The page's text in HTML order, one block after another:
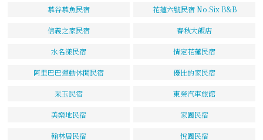
慕谷慕魚民宿 花蓮六號民宿 No.Six B&B
信義之家民宿 春秋大飯店
水名漾民宿 情定花蓮民宿
阿里巴巴運動休閒民宿 優比的家民宿
采玉民宿 東榮汽車旅館
美樂地民宿 家園民宿
翰林居民宿 悅園民宿